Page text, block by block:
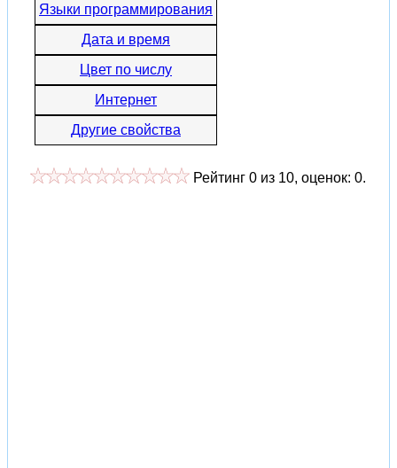
Языки программирования
Дата и время
Цвет по числу
Интернет
Другие свойства
Рейтинг 0 из 10, оценок: 0.